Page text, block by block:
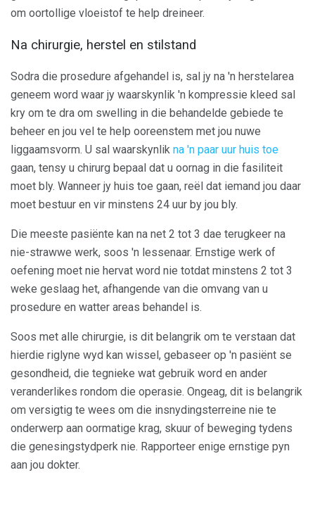
om oortollige vloeistof te help dreineer.
Na chirurgie, herstel en stilstand
Sodra die prosedure afgehandel is, sal jy na 'n herstelarea
geneem word waar jy waarskynlik 'n kompressie kleed sal
kry om te dra om swelling in die behandelde gebiede te
beheer en jou vel te help ooreenstem met jou nuwe
liggaamsvorm. U sal waarskynlik na 'n paar uur huis toe
gaan, tensy u chirurg bepaal dat u oornag in die fasiliteit
moet bly. Wanneer jy huis toe gaan, reël dat iemand jou daar
moet bestuur en vir minstens 24 uur by jou bly.
Die meeste pasiënte kan na net 2 tot 3 dae terugkeer na
nie-strawwe werk, soos 'n lessenaar. Ernstige werk of
oefening moet nie hervat word nie totdat minstens 2 tot 3
weke geslaag het, afhangende van die omvang van u
prosedure en watter areas behandel is.
Soos met alle chirurgie, is dit belangrik om te verstaan ​​dat
hierdie riglyne wyd kan wissel, gebaseer op 'n pasiënt se
gesondheid, die tegnieke wat gebruik word en ander
veranderlikes rondom die operasie. Ongeag, dit is belangrik
om versigtig te wees om die insnydingsterreine nie te
onderwerp aan oormatige krag, skuur of beweging tydens
die genesingstydperk nie. Rapporteer enige ernstige pyn
aan jou dokter.